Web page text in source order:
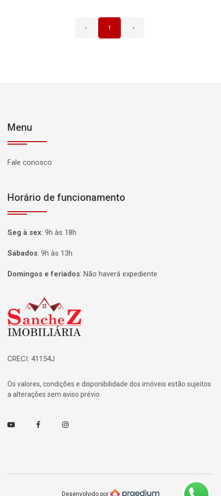
‹ 1 ›
Menu
Fale conosco
Horário de funcionamento
Seg à sex: 9h às 18h
Sábados: 9h às 13h
Domingos e feriados: Não haverá expediente
Página inicial
CRECI: 41154J
Os valores, condições e disponibilidade dos imóveis estão sujeitos
a alterações sem aviso prévio.
Youtube FacebookInstagram
Desenvolvido por